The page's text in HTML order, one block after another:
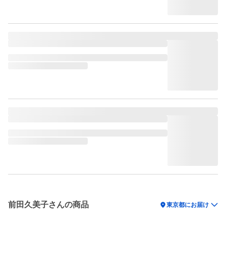
前田久美子さんの商品 location_on東京都にお届け